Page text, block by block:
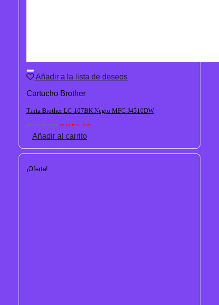
Añadir a la lista de deseos
Cartucho Brother
Tinta Brother LC-107BK Negro MFC-J4510DW
S/189.50 El
precio
era:
S/151.60
es:
Añadir al carrito
¡Oferta!